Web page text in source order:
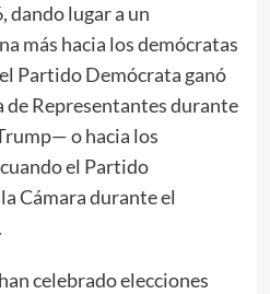
dando lugar a un
más hacia los demócratas
Partido Demócrata ganó
de Representantes durante
o hacia los
el Partido
Cámara durante el
celebrado elecciones